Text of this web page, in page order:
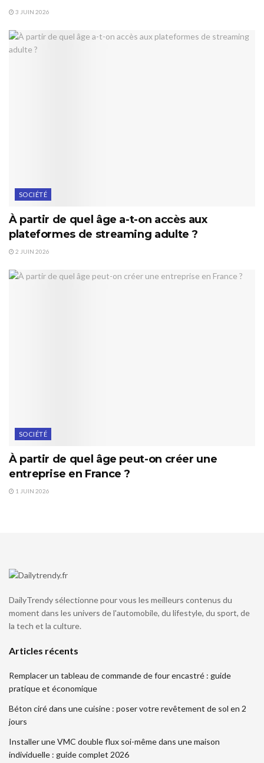
3 JUIN 2026
SOCIÉTÉ
À partir de quel âge a-t-on accès aux
plateformes de streaming adulte ?
2 JUIN 2026
SOCIÉTÉ
À partir de quel âge peut-on créer une
entreprise en France ?
1 JUIN 2026
DailyTrendy sélectionne pour vous les meilleurs contenus du
moment dans les univers de l'automobile, du lifestyle, du sport, de
la tech et la culture.
Articles récents
Remplacer un tableau de commande de four encastré : guide
pratique et économique
Béton ciré dans une cuisine : poser votre revêtement de sol en 2
jours
Installer une VMC double flux soi-même dans une maison
individuelle : guide complet 2026